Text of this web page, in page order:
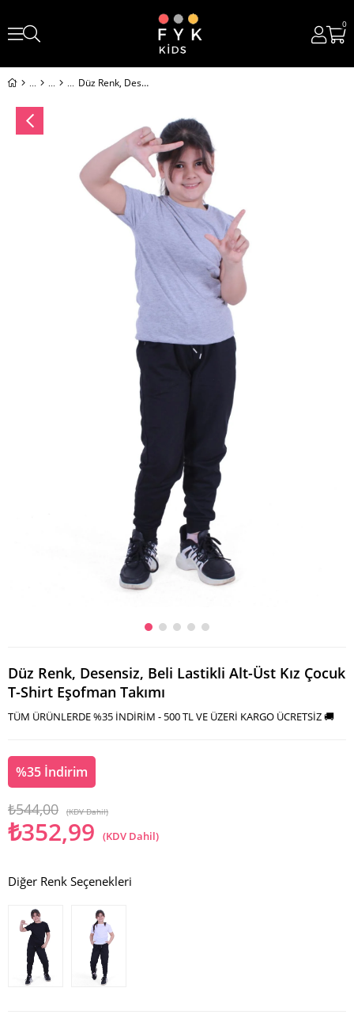
0
Düz Renk, Desensiz, Beli Lastikli Alt-Üst Kız Çocuk T-Shirt Eşofman Takımı
Düz Renk, Desensiz, Beli Lastikli Alt-Üst Kız Çocuk
T-Shirt Eşofman Takımı
TÜM ÜRÜNLERDE %35 İNDİRİM - 500 TL VE ÜZERİ KARGO ÜCRETSİZ 🚚
%35 İndirim
₺544,00 (KDV Dahil)
₺352,99 (KDV Dahil)
Diğer Renk Seçenekleri